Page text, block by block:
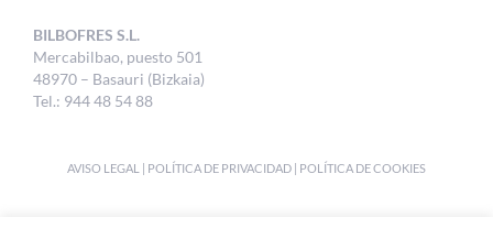
BILBOFRES S.L.
Mercabilbao, puesto 501
48970 – Basauri (Bizkaia)
Tel.: 944 48 54 88
AVISO LEGAL | POLÍTICA DE PRIVACIDAD | POLÍTICA DE COOKIES